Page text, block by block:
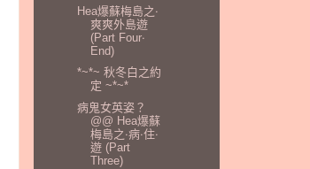
Hea爆蘇梅島之‧
爽爽外島遊
(Part Four‧
End)
*~*~ 秋冬白之約
定 ~*~*
病鬼女英姿？
@@ Hea爆蘇
梅島之‧病‧住‧
遊 (Part
Three)